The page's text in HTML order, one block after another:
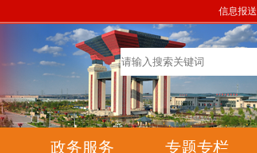
信息报送
政务服务 专题专栏